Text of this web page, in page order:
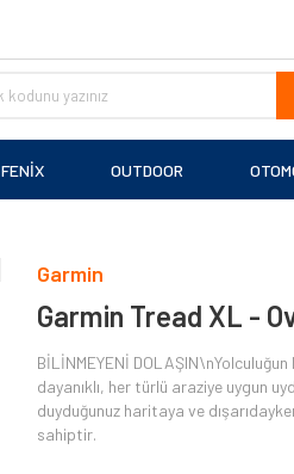
FENİX OUTDOOR
Garmin
Garmin Tread XL -
BİLİNMEYENİ
dayanıklı, her türlü araziye uygun
duyduğunuz haritaya ve
sahiptir.